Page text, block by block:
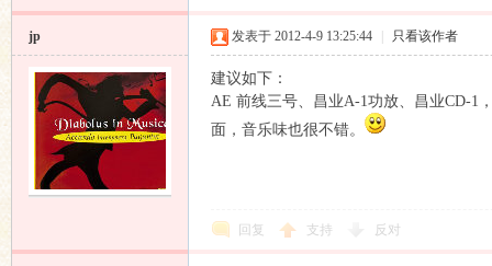
主
jp 发表于 2012-4-9 13:25:44 只看该作者
建议如下：
AE 前线三号、昌业A-1功放、昌业CD-1
面，音乐味也很不错。
回复 支持 反对